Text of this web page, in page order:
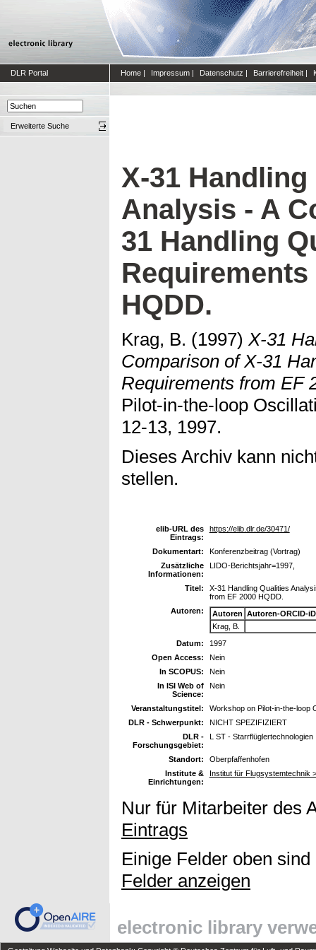
DLR Portal Home | Impressum | Datenschutz | Barrierefreiheit |
Erweiterte Suche
X-31
Analysis - A
31 Handling
Requirements
HQDD.
Krag, B. (1997) X-31
Comparison of X-31
Requirements from EF
Pilot-in-the-loop
12-13, 1997.
Dieses Archiv kann
stellen.
elib-URL des
Eintrags:
https://elib.dlr.de/30471/
Dokumentart:
Konferenzbeitrag (Vortrag)
Zusätzliche
Informationen:
LIDO-Berichtsjahr=1997,
Titel:
X-31 Handling Qualities
from EF 2000 HQDD.
Autoren:
Autoren Autoren-ORCID-iD
Krag, B.
Datum:
1997
Open Access:
Nein
In SCOPUS:
Nein
In ISI Web of
Science:
Nein
Veranstaltungstitel:
Workshop on Pilot-in-the-loop
DLR - Schwerpunkt:
NICHT SPEZIFIZIERT
DLR -
Forschungsgebiet:
L ST - Starrflüglertechnologien
Standort:
Oberpfaffenhofen
Institute &
Einrichtungen:
Institut für Flugsystemtechnik
Nur für Mitarbeiter des
Eintrags
Einige Felder oben
Felder anzeigen
electronic library